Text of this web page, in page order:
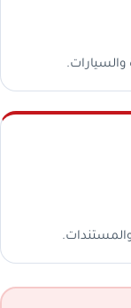
والسيارات.